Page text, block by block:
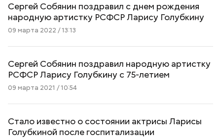
Сергей Собянин поздравил с днем рождения
народную артистку РСФСР Ларису Голубкину
09 марта 2022 / 13:13
Сергей Собянин поздравил народную артистку
РСФСР Ларису Голубкину с 75-летием
09 марта 2021 / 10:54
Стало известно о состоянии актрисы Ларисы
Голубкиной после госпитализации